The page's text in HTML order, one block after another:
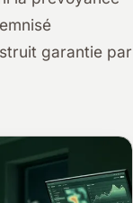
garantie par